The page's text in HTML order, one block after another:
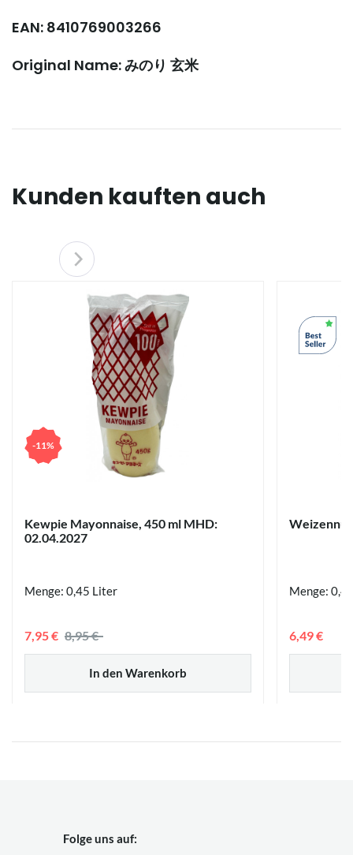
EAN: 8410769003266
Original Name: みのり 玄米
Kunden kauften auch
-11%
Kewpie Mayonnaise, 450 ml MHD:
02.04.2027
Menge: 0,45 Liter
In den Warenkorb
7,95 € 8,95 €
Menge: 0,4
6,49 €
Folge uns auf: